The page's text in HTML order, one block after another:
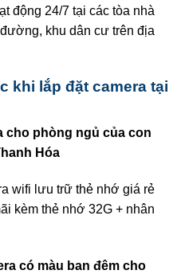
động 24/7 tại các tòa nhà
khu dân cư trên địa
khi lắp đặt camera tại
cho phòng ngủ của con
Hóa
wifi lưu trữ thẻ nhớ giá rẻ
kèm thẻ nhớ 32G + nhân
có màu ban đêm cho